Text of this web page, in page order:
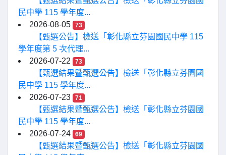
民中學 115 學年度...
2026-08-05
73
【甄選公告】檢送「彰化縣立芬園國民中學 115
學年度第 5 次代理...
2026-07-22
73
【甄選結果暨甄選公告】檢送「彰化縣立芬園國
民中學 115 學年度...
2026-07-23
71
【甄選結果暨甄選公告】檢送「彰化縣立芬園國
民中學 115 學年度...
2026-07-24
69
【甄選結果暨甄選公告】檢送「彰化縣立芬園國